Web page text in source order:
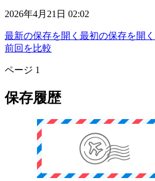
2026年4月21日 02:02
最新の保存を開く 最初の保存を開く
前回を比較
ページ 1
保存履歴